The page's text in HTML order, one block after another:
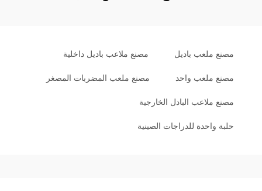
مصنع ملعب باديل مصنع ملاعب باديل داخلية
مصنع ملعب واحد مصنع ملعب المضربات المصغر
مصنع ملاعب البادل الخارجية
حلبة واحدة للدراجات الصينية